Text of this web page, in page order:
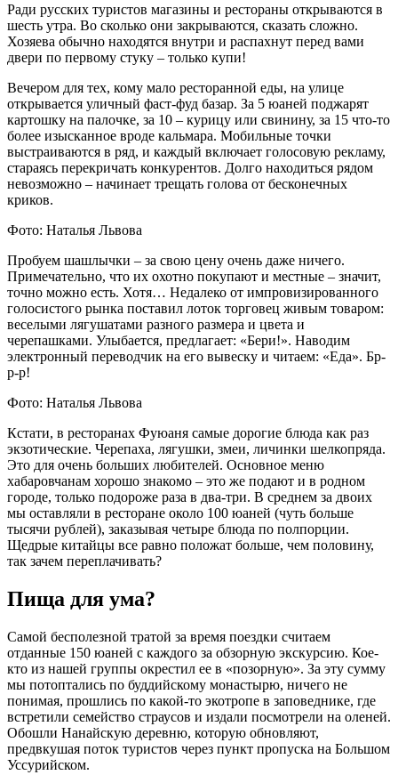
Ради русских туристов магазины и рестораны открываются в
шесть утра. Во сколько они закрываются, сказать сложно.
Хозяева обычно находятся внутри и распахнут перед вами
двери по первому стуку – только купи!
Вечером для тех, кому мало ресторанной еды, на улице
открывается уличный фаст-фуд базар. За 5 юаней поджарят
картошку на палочке, за 10 – курицу или свинину, за 15 что-то
более изысканное вроде кальмара. Мобильные точки
выстраиваются в ряд, и каждый включает голосовую рекламу,
стараясь перекричать конкурентов. Долго находиться рядом
невозможно – начинает трещать голова от бесконечных
криков.
Фото: Наталья Львова
Пробуем шашлычки – за свою цену очень даже ничего.
Примечательно, что их охотно покупают и местные – значит,
точно можно есть. Хотя… Недалеко от импровизированного
голосистого рынка поставил лоток торговец живым товаром:
веселыми лягушатами разного размера и цвета и
черепашками. Улыбается, предлагает: «Бери!». Наводим
электронный переводчик на его вывеску и читаем: «Еда». Бр-
р-р!
Фото: Наталья Львова
Кстати, в ресторанах Фуюаня самые дорогие блюда как раз
экзотические. Черепаха, лягушки, змеи, личинки шелкопряда.
Это для очень больших любителей. Основное меню
хабаровчанам хорошо знакомо – это же подают и в родном
городе, только подороже раза в два-три. В среднем за двоих
мы оставляли в ресторане около 100 юаней (чуть больше
тысячи рублей), заказывая четыре блюда по полпорции.
Щедрые китайцы все равно положат больше, чем половину,
так зачем переплачивать?
Пища для ума?
Самой бесполезной тратой за время поездки считаем
отданные 150 юаней с каждого за обзорную экскурсию. Кое-
кто из нашей группы окрестил ее в «позорную». За эту сумму
мы потоптались по буддийскому монастырю, ничего не
понимая, прошлись по какой-то экотропе в заповеднике, где
встретили семейство страусов и издали посмотрели на оленей.
Обошли Нанайскую деревню, которую обновляют,
предвкушая поток туристов через пункт пропуска на Большом
Уссурийском.